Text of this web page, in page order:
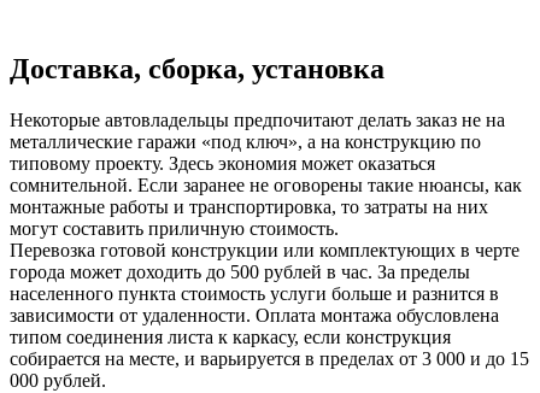
Доставка, сборка, установка
Некоторые автовладельцы предпочитают делать заказ не на
металлические гаражи «под ключ», а на конструкцию по
типовому проекту. Здесь экономия может оказаться
сомнительной. Если заранее не оговорены такие нюансы, как
монтажные работы и транспортировка, то затраты на них
могут составить приличную стоимость.
Перевозка готовой конструкции или комплектующих в черте
города может доходить до 500 рублей в час. За пределы
населенного пункта стоимость услуги больше и разнится в
зависимости от удаленности. Оплата монтажа обусловлена
типом соединения листа к каркасу, если конструкция
собирается на месте, и варьируется в пределах от 3 000 и до 15
000 рублей.